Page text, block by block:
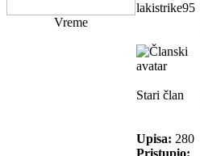
Vreme
lakistrike95
Stari član
Upisa: 280
Pristupio: